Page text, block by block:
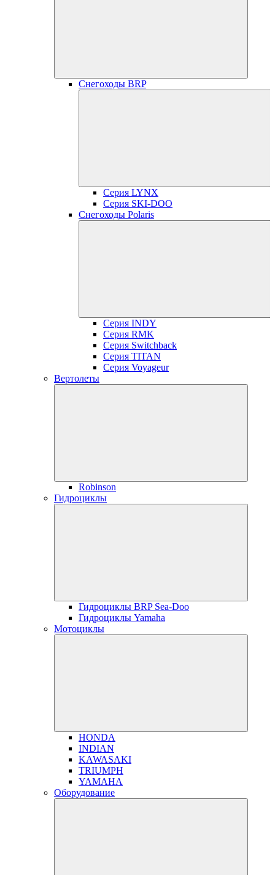
Снегоходы BRP
Серия LYNX
Серия SKI-DOO
Снегоходы Polaris
Серия INDY
Серия RMK
Серия Switchback
Серия TITAN
Серия Voyageur
Вертолеты
Robinson
Гидроциклы
Гидроциклы BRP Sea-Doo
Гидроциклы Yamaha
Мотоциклы
HONDA
INDIAN
KAWASAKI
TRIUMPH
YAMAHA
Оборудование